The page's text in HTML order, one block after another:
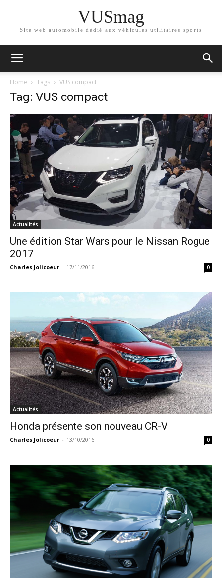
VUSmag
Site web automobile dédié aux véhicules utilitaires sports
Home Tags VUS compact
Tag: VUS compact
Actualités
Une édition Star Wars pour le Nissan Rogue
2017
Charles Jolicoeur - 17/11/2016 0
Actualités
Honda présente son nouveau CR-V
Charles Jolicoeur - 13/10/2016 0